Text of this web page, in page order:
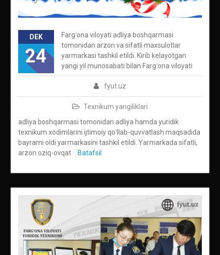
DEK
24
fyut.uz
Texnikum yangiliklari
Fargʻona viloyati adliya boshqarmasi
tomonidan arzon va sifatli maxsulotlar
yarmarkasi tashkil etildi. Kirib kelayotgan
yangi yil munosabati bilan Fargʻona viloyati
adliya boshqarmasi tomonidan adliya hamda yuridik
texnikum xodimlarini ijtimoiy qoʻllab-quvvatlash maqsadida
bayrami oldi yarmarkasini tashkil etildi. Yarmarkada sifatli,
arzon oziq-ovqat
Batafsil